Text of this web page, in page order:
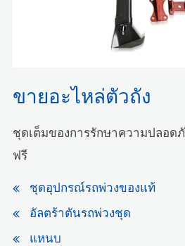
ขายอะไหล่ตัวถัง
ชุดเต็มของการรักษาความปลอด
ฟรี
ชุดอุปกรณ์รถพ่วงของแท้
อัลตร้าตันรถพ่วงชุด
แหนบ